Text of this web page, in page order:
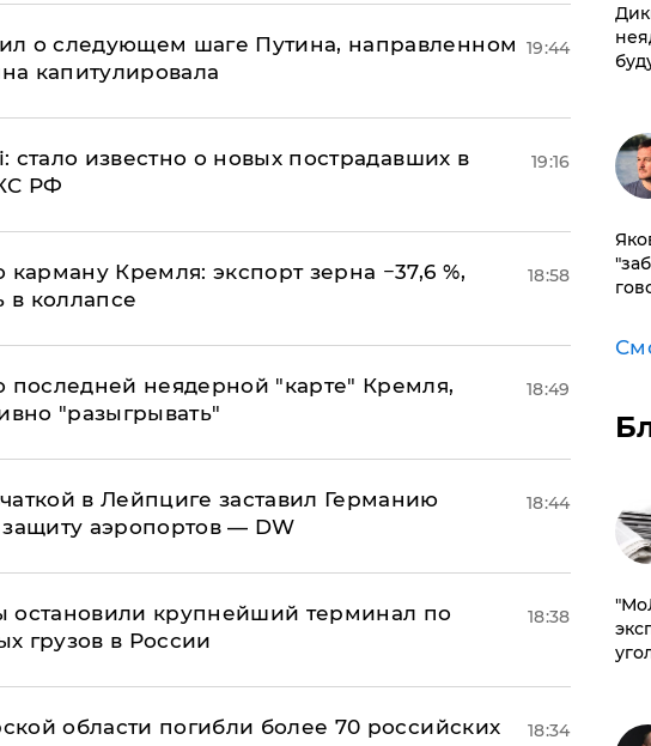
о следующем шаге Путина, направленном
капитулировала
19:44
стало известно о новых пострадавших в
РФ
19:16
Кремля: экспорт зерна −37,6 %,
в коллапсе
18:58
последней неядерной "карте" Кремля,
"разыгрывать"
18:49
в Лейпциге заставил Германию
аэропортов — DW
18:44
остановили крупнейший терминал по
грузов в России
18:38
области погибли более 70 российских
18:34